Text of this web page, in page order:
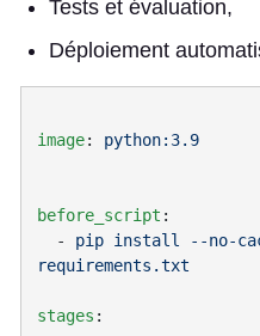
Tests et évaluation,
Déploiement
image:
before_script
  -
pip install --no-
requirements.txt
stages